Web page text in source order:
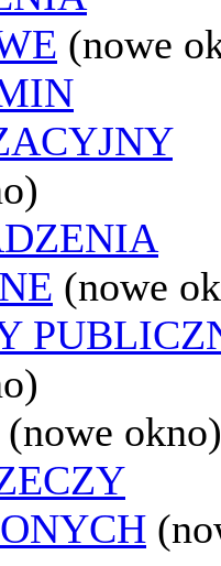
(nowe
(nowe
(nowe okno)